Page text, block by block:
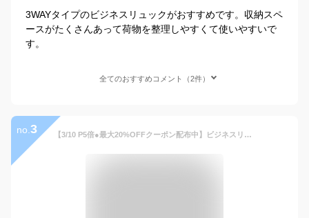
3WAYタイプのビジネスリュックがおすすめです。収納スペ
ースがたくさんあって荷物を整理しやすくて使いやすいで
す。
全てのおすすめコメント（2件）
no. 3 【3/10 P5倍●最大20%OFFクーポン配布中】ビジネスリュック 大容量 拡張 メンズ 37L ビジネスバッグ 防水 ノートPC USB 充電 パソコン 多機能 バックパック 通勤 通学 出張 旅行 スーツ ビジネス リュック リュックサック ユニセックス カバン 鞄 かばん Blanche